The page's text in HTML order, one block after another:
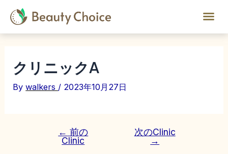
クリニックA
Bywalkers / 2023年10月27日
← 前の
Clinic
次のClinic
→